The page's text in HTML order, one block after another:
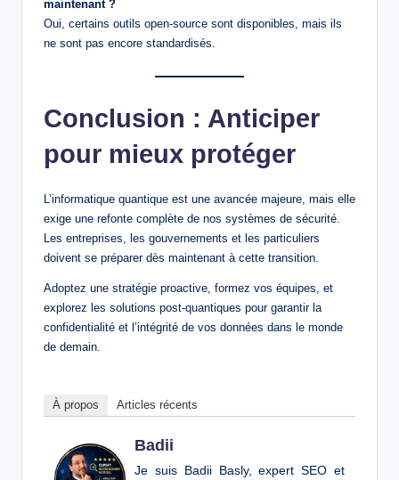
maintenant ?
Oui, certains outils open-source sont disponibles, mais ils
ne sont pas encore standardisés.
Conclusion : Anticiper
pour mieux protéger
L’informatique quantique est une avancée majeure, mais elle
exige une refonte complète de nos systèmes de sécurité.
Les entreprises, les gouvernements et les particuliers
doivent se préparer dès maintenant à cette transition.
Adoptez une stratégie proactive, formez vos équipes, et
explorez les solutions post-quantiques pour garantir la
confidentialité et l’intégrité de vos données dans le monde
de demain.
À propos Articles récents
Badii
Je suis Badii Basly, expert SEO et